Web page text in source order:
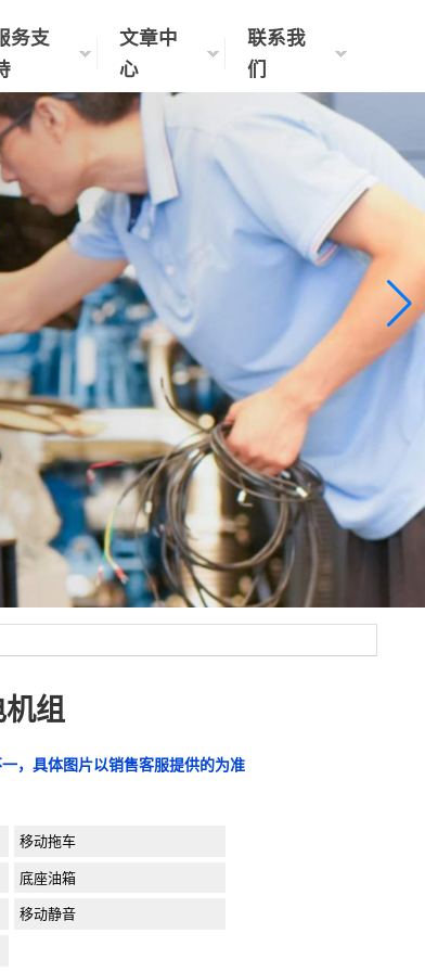
务支
文章中
心
联系我
们
组
，具体图片以销售客服提供的为准
移动拖车
底座油箱
移动静音